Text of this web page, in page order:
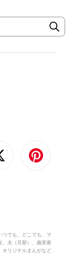
つでも、どこでも、マ
、夫（旦那）、義実家
オリジナルまんがなど